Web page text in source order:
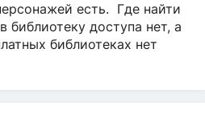
есть. Где найти
библиотеку доступа нет, а
библиотеках нет